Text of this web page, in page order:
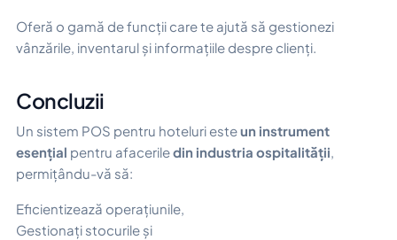
Oferă o gamă de funcții care te ajută să gestionezi
vânzările, inventarul și informațiile despre clienți.
Concluzii
Un sistem POS pentru hoteluri esteun instrument
esențial pentru afaceriledin industria ospitalității,
permițându-vă să:
Eficientizează operațiunile,
Gestionați stocurile și